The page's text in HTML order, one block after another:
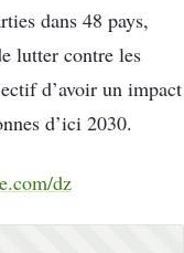
dans 48 pays,
lutter contre les
d’avoir un impact
d’ici 2030.
dz